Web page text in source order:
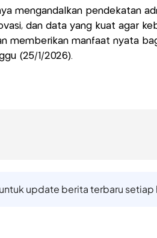
mengandalkan pendekatan
dan data yang kuat agar
memberikan manfaat nyata
(25/1/2026).
update berita terbaru setiap